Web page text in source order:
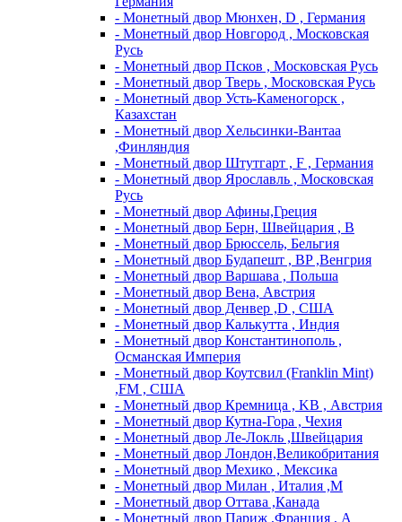
- Монетный двор Мюнхен, D , Германия
- Монетный двор Новгород , Московская
Русь
- Монетный двор Псков , Московская Русь
- Монетный двор Тверь , Московская Русь
- Монетный двор Усть-Каменогорск ,
Казахстан
- Монетный двор Хельсинки-Вантаа
,Финляндия
- Монетный двор Штутгарт , F , Германия
- Монетный двор Ярославль , Московская
Русь
- Монетный двор Афины,Греция
- Монетный двор Берн, Швейцария , В
- Монетный двор Брюссель, Бельгия
- Монетный двор Будапешт , BP ,Венгрия
- Монетный двор Варшава , Польша
- Монетный двор Вена, Австрия
- Монетный двор Денвер ,D , США
- Монетный двор Калькутта , Индия
- Монетный двор Константинополь ,
Османская Империя
- Монетный двор Коутсвил (Franklin Mint)
,FM , США
- Монетный двор Кремница , KB , Австрия
- Монетный двор Кутна-Гора , Чехия
- Монетный двор Ле-Локль ,Швейцария
- Монетный двор Лондон,Великобритания
- Монетный двор Мехико , Мексика
- Монетный двор Милан , Италия ,M
- Монетный двор Оттава ,Канада
- Монетный двор Париж ,Франция , A